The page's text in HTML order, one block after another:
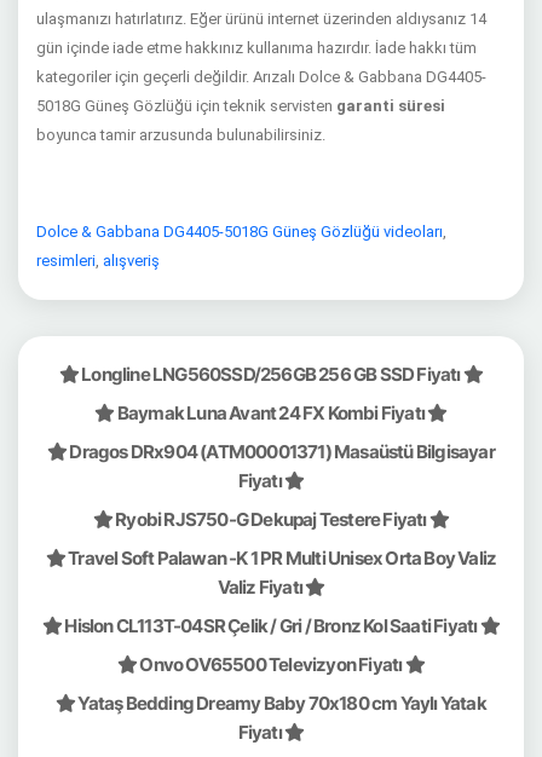
ulaşmanızı hatırlatırız. Eğer ürünü internet üzerinden aldıysanız 14
gün içinde iade etme hakkınız kullanıma hazırdır. İade hakkı tüm
kategoriler için geçerli değildir. Arızalı Dolce & Gabbana DG4405-
5018G Güneş Gözlüğü için teknik servisten garanti süresi
boyunca tamir arzusunda bulunabilirsiniz.
Dolce & Gabbana DG4405-5018G Güneş Gözlüğü videoları,
resimleri, alışveriş
Longline LNG560SSD/256GB 256 GB SSD Fiyatı
Baymak Luna Avant 24 FX Kombi Fiyatı
Dragos DRx904 (ATM00001371) Masaüstü Bilgisayar
Fiyatı
Ryobi RJS750-G Dekupaj Testere Fiyatı
Travel Soft Palawan -K 1 PR Multi Unisex Orta Boy Valiz
Valiz Fiyatı
Hislon CL113T-04SR Çelik / Gri / Bronz Kol Saati Fiyatı
Onvo OV65500 Televizyon Fiyatı
Yataş Bedding Dreamy Baby 70x180 cm Yaylı Yatak
Fiyatı